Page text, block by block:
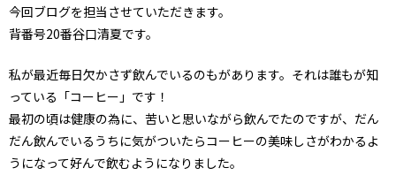
今回ブログを担当させていただきます。
背番号20番谷口清夏です。
私が最近毎日欠かさず飲んでいるのもがあります。それは誰もが知
っている「コーヒー」です！
最初の頃は健康の為に、苦いと思いながら飲んでたのですが、だん
だん飲んでいるうちに気がついたらコーヒーの美味しさがわかるよ
うになって好んで飲むようになりました。